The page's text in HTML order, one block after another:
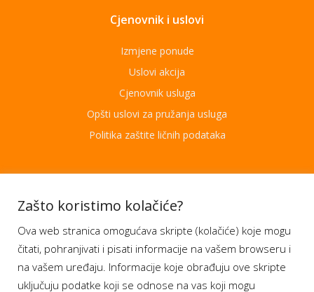
Cjenovnik i uslovi
Izmjene ponude
Uslovi akcija
Cjenovnik usluga
Opšti uslovi za pružanja usluga
Politika zaštite ličnih podataka
Aplikacije
Moj BH Telecom
Dostupnost usluga
Moja webTV
Zašto koristimo kolačiće?
Ova web stranica omogućava skripte (kolačiće) koje mogu
čitati, pohranjivati i pisati informacije na vašem browseru i
na vašem uređaju. Informacije koje obrađuju ove skripte
uključuju podatke koji se odnose na vas koji mogu